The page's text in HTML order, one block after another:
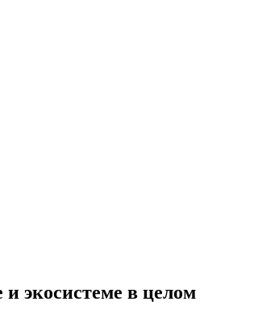
и экосистеме в целом